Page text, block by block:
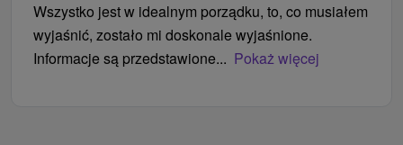
Wszystko jest w idealnym porządku, to, co musiałem
wyjaśnić, zostało mi doskonale wyjaśnione.
Informacje są przedstawione... Pokaż więcej